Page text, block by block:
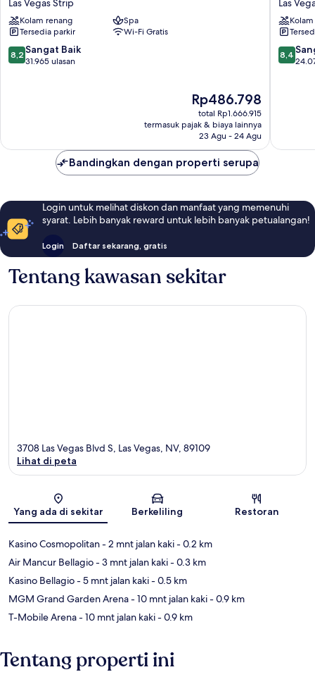
Vegas
Resort
&
Casino
Las
Las Vegas Strip
Kolam renang
Spa
Tersedia parkir
Wi-Fi Gratis
8.2
dari
8,2 Sangat Baik
31.965 ulasan
Harga
sekarang
Rp486.798
Rp486.798
total Rp1.666.915
termasuk pajak & biaya lainnya
23 Agu - 24 Agu
Resort
&
Casino
Las
Vegas
Las
8.4
dari
8,4
Bandingkan dengan properti serupa
Login untuk melihat diskon dan manfaat yang memenuhi
syarat. Lebih banyak reward untuk lebih banyak petualangan!
Login Daftar sekarang, gratis
Tentang kawasan sekitar
Peta
3708 Las Vegas Blvd S, Las Vegas, NV, 89109
Lihat di peta
Yang ada di sekitar Berkeliling Restoran
Kasino Cosmopolitan- 2 mnt jalan kaki- 0.2 km
Air Mancur Bellagio- 3 mnt jalan kaki- 0.3 km
Kasino Bellagio- 5 mnt jalan kaki- 0.5 km
MGM Grand Garden Arena- 10 mnt jalan kaki- 0.9 km
T-Mobile Arena- 10 mnt jalan kaki- 0.9 km
Tentang properti ini